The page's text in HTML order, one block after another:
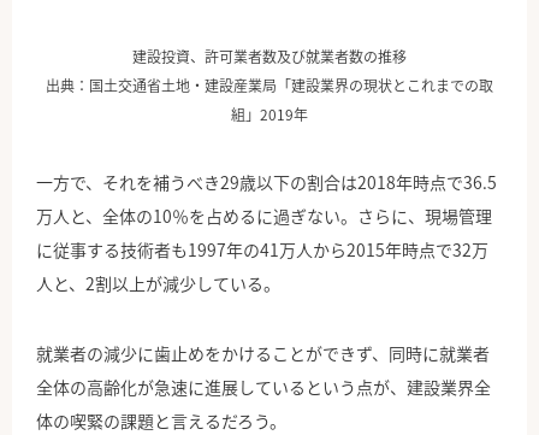
建設投資、許可業者数及び就業者数の推移
出典：国土交通省土地・建設産業局「建設業界の現状とこれまでの取
組」2019年
一方で、それを補うべき29歳以下の割合は2018年時点で36.5
万人と、全体の10％を占めるに過ぎない。さらに、現場管理
に従事する技術者も1997年の41万人から2015年時点で32万
人と、2割以上が減少している。
就業者の減少に歯止めをかけることができず、同時に就業者
全体の高齢化が急速に進展しているという点が、建設業界全
体の喫緊の課題と言えるだろう。